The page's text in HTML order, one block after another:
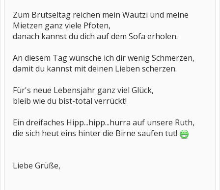
Zum Brutseltag reichen mein Wautzi und meine
Mietzen ganz viele Pfoten,
danach kannst du dich auf dem Sofa erholen.
An diesem Tag wünsche ich dir wenig Schmerzen,
damit du kannst mit deinen Lieben scherzen.
Für's neue Lebensjahr ganz viel Glück,
bleib wie du bist-total verrückt!
Ein dreifaches Hipp...hipp...hurra auf unsere Ruth,
die sich heut eins hinter die Birne saufen tut!
Liebe Grüße,